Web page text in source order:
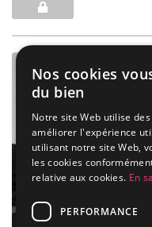
Nos cookies
du bien
Notre site Web utilise
améliorer l'expérience
utilisant notre site Web,
les cookies
relative aux cookies. En
PERFORMANCE